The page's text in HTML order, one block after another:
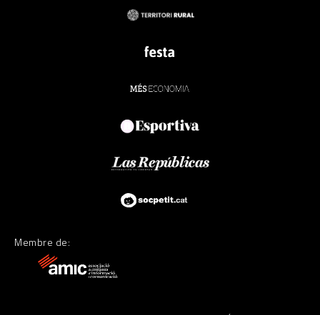
Membre de: